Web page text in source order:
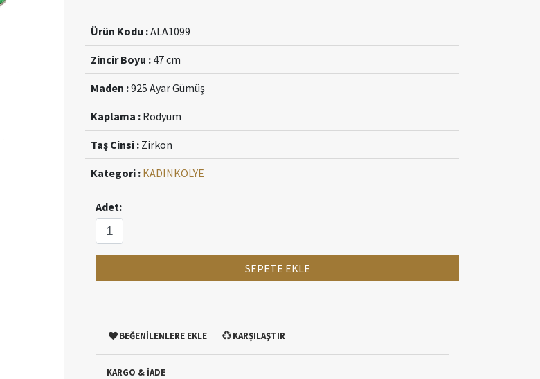
Ürün Kodu :ALA1099
Zincir Boyu : 47 cm
Maden :925 Ayar Gümüş
Kaplama : Rodyum
Taş Cinsi : Zirkon
Kategori : KADINKOLYE
Adet:
SEPETE EKLE
BEĞENİLENLERE EKLE KARŞILAŞTIR
KARGO & İADE